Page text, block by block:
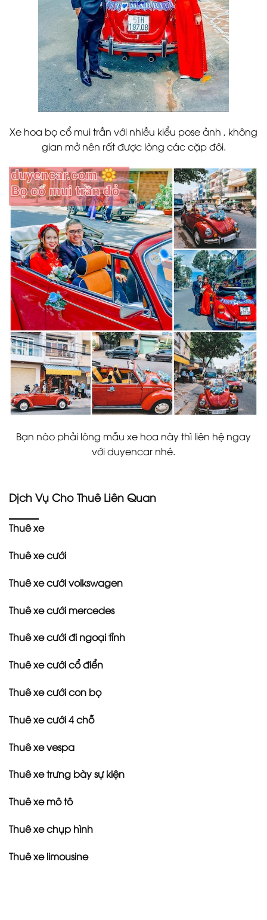
Xe hoa bọ cổ mui trần với nhiều kiểu pose ảnh , không
gian mở nên rất được lòng các cặp đôi.
Bạn nào phải lòng mẫu xe hoa này thì liên hệ ngay
với duyencar nhé.
Dịch Vụ Cho Thuê Liên Quan
Thuê xe
Thuê xe cưới
Thuê xe cưới volkswagen
Thuê xe cưới mercedes
Thuê xe cưới đi ngoại tỉnh
Thuê xe cưới cổ điển
Thuê xe cưới con bọ
Thuê xe cưới 4 chỗ
Thuê xe vespa
Thuê xe trưng bày sự kiện
Thuê xe mô tô
Thuê xe chụp hình
Thuê xe limousine